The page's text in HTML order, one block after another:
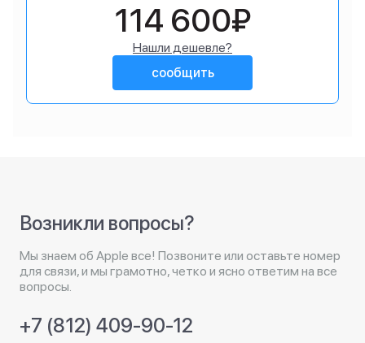
114 600₽
Нашли дешевле?
сообщить
Возникли вопросы?
Мы знаем об Apple все! Позвоните или оставьте номер
для связи, и мы грамотно, четко и ясно ответим на все
вопросы.
+7 (812) 409-90-12